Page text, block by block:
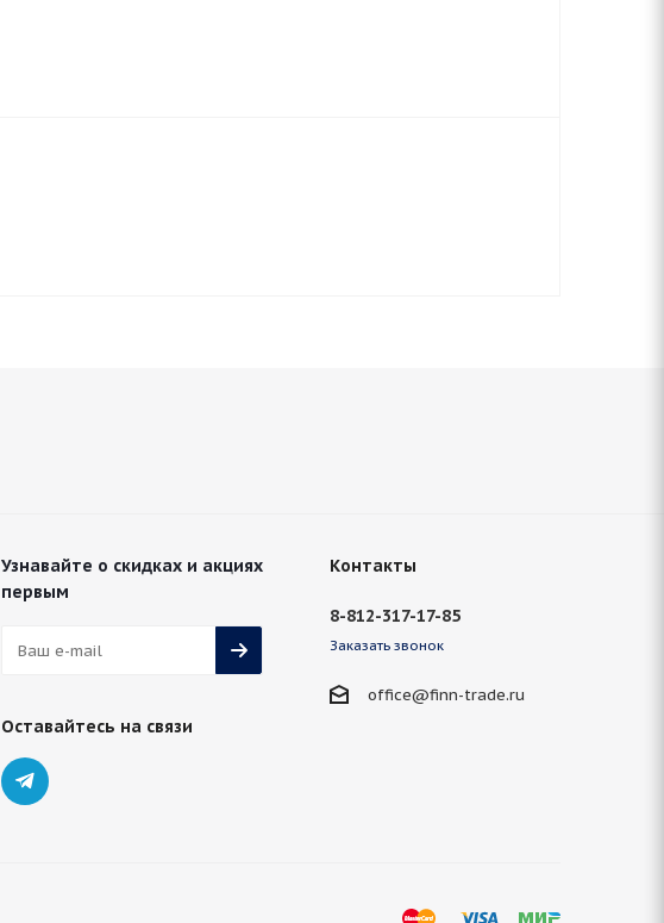
Узнавайте о скидках и акциях
первым
Оставайтесь на связи
Контакты
8-812-317-17-85
Заказать звонок
office@finn-trade.ru